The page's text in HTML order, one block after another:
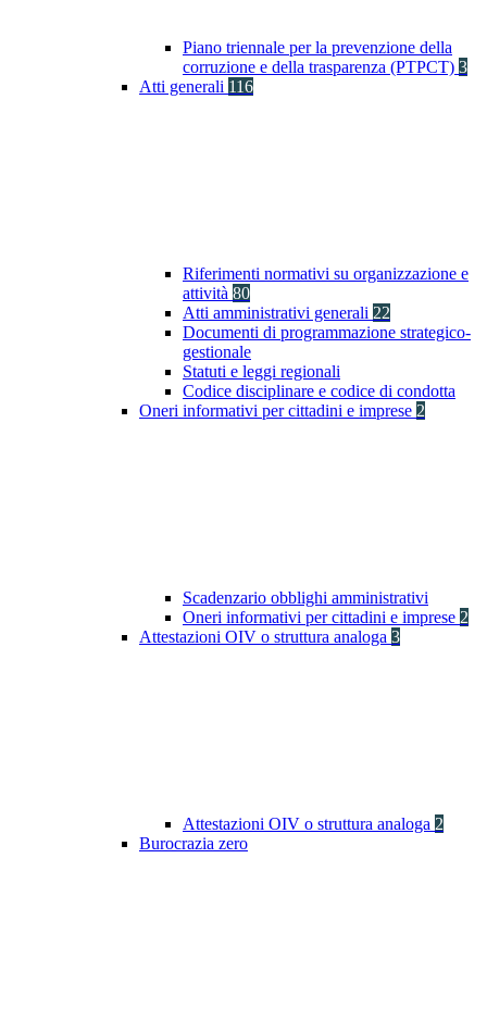
Piano triennale per la prevenzione della
corruzione e della trasparenza (PTPCT) 3
Atti generali 116
Riferimenti normativi su organizzazione e
attività 80
Atti amministrativi generali 22
Documenti di programmazione strategico-
gestionale
Statuti e leggi regionali
Codice disciplinare e codice di condotta
Oneri informativi per cittadini e imprese 2
Scadenzario obblighi amministrativi
Oneri informativi per cittadini e imprese 2
Attestazioni OIV o struttura analoga 3
Attestazioni OIV o struttura analoga 2
Burocrazia zero